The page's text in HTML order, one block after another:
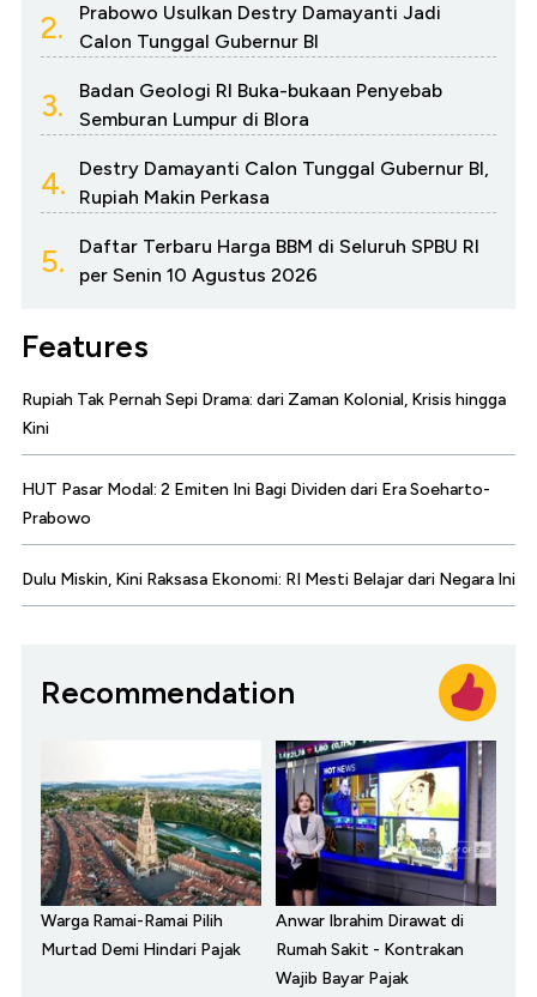
2.
Prabowo Usulkan Destry Damayanti Jadi
Calon Tunggal Gubernur BI
3.
Badan Geologi RI Buka-bukaan Penyebab
Semburan Lumpur di Blora
4.
Destry Damayanti Calon Tunggal Gubernur BI,
Rupiah Makin Perkasa
5.
Daftar Terbaru Harga BBM di Seluruh SPBU RI
per Senin 10 Agustus 2026
Features
Rupiah Tak Pernah Sepi Drama: dari Zaman Kolonial, Krisis hingga
Kini
HUT Pasar Modal: 2 Emiten Ini Bagi Dividen dari Era Soeharto-
Prabowo
Dulu Miskin, Kini Raksasa Ekonomi: RI Mesti Belajar dari Negara Ini
Recommendation
Warga Ramai-Ramai Pilih
Murtad Demi Hindari Pajak
Anwar Ibrahim Dirawat di
Rumah Sakit - Kontrakan
Wajib Bayar Pajak